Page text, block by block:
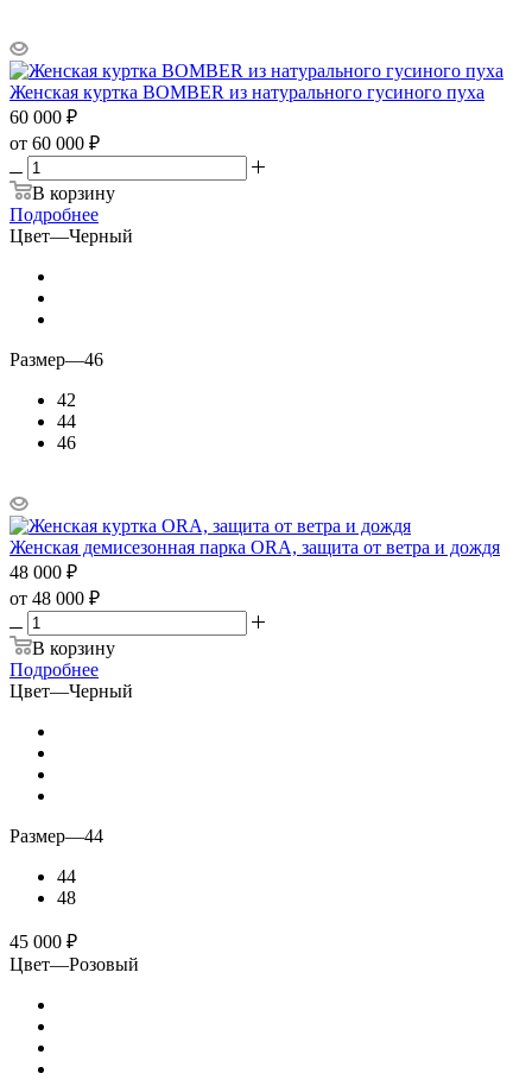
Женская куртка BOMBER из натурального гусиного пуха
60 000 ₽
от 60 000 ₽
В корзину
Подробнее
Цвет—Черный
Размер—46
42
44
46
Женская демисезонная парка ORA, защита от ветра и дождя
48 000 ₽
от 48 000 ₽
В корзину
Подробнее
Цвет—Черный
Размер—44
44
48
45 000 ₽
Цвет—Розовый